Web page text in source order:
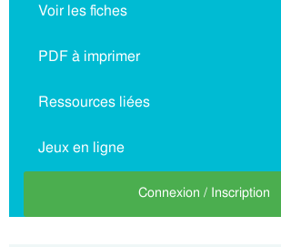
Voir les fiches
PDF à imprimer
Ressources liées
Jeux en ligne
Connexion / Inscription